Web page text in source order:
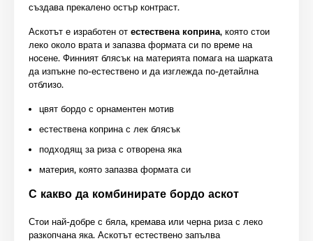
създава прекалено остър контраст.
Аскотът е изработен от естествена коприна, която стои
леко около врата и запазва формата си по време на
носене. Финният блясък на материята помага на шарката
да изпъкне по-естествено и да изглежда по-детайлна
отблизо.
цвят бордо с орнаментен мотив
естествена коприна с лек блясък
подходящ за риза с отворена яка
материя, която запазва формата си
С какво да комбинирате бордо аскот
Стои най-добре с бяла, кремава или черна риза с леко
разкопчана яка. Аскотът естествено запълва